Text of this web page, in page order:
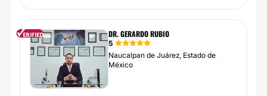
DR. GERARDO RUBIO
5
Naucalpan de Juárez, Estado de
México